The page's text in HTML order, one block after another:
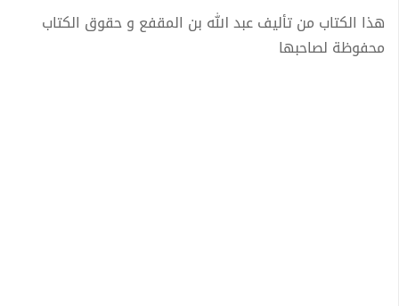
هذا الكتاب من تأليف عبد الله بن المقفع و حقوق الكتاب
محفوظة لصاحبها